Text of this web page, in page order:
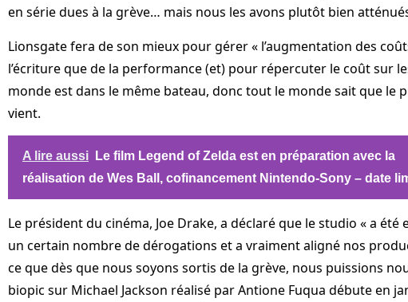
en série dues à la grève… mais nous les avons plutôt bien
Lionsgate fera de son mieux pour gérer « l’augmentation des
l’écriture que de la performance (et) pour répercuter le coût sur
monde est dans le même bateau, donc tout le monde sait que le
vient.
A lire aussi
Le film Legend of Zelda est en préparation avec la
réalisation de Wes Ball, cofinancement Nintendo-Sony – date
Le président du cinéma, Joe Drake, a déclaré que le studio « a été
un certain nombre de dérogations et a vraiment aligné nos
ce que dès que nous soyons sortis de la grève, nous puissions
biopic sur Michael Jackson réalisé par Antione Fuqua débute en